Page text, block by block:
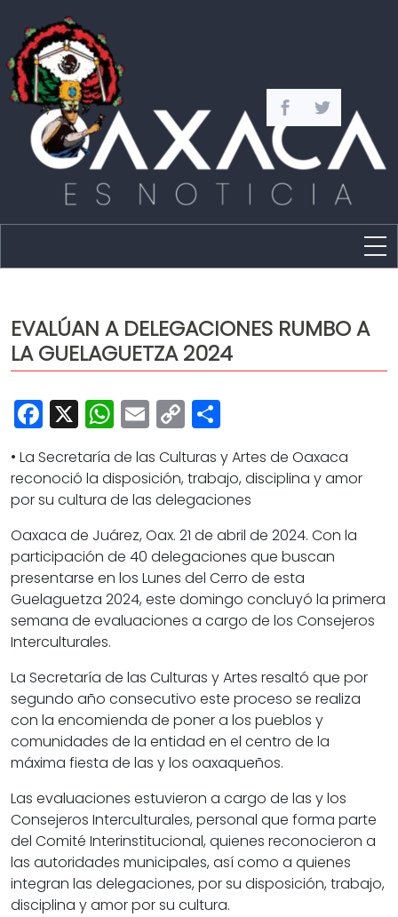
Política
Capital
Policíaca
Cultura
Deportes
Opinión
EVALÚAN A DELEGACIONES RUMBO A
LA GUELAGUETZA 2024
Facebook
X WhatsApp
Email
Copy
Link
• La Secretaría de las Culturas y Artes de Oaxaca
reconoció la disposición, trabajo, disciplina y amor
por su cultura de las delegaciones
Oaxaca de Juárez, Oax. 21 de abril de 2024. Con la
participación de 40 delegaciones que buscan
presentarse en los Lunes del Cerro de esta
Guelaguetza 2024, este domingo concluyó la primera
semana de evaluaciones a cargo de los Consejeros
Interculturales.
La Secretaría de las Culturas y Artes resaltó que por
segundo año consecutivo este proceso se realiza
con la encomienda de poner a los pueblos y
comunidades de la entidad en el centro de la
máxima fiesta de las y los oaxaqueños.
Las evaluaciones estuvieron a cargo de las y los
Consejeros Interculturales, personal que forma parte
del Comité Interinstitucional, quienes reconocieron a
las autoridades municipales, así como a quienes
integran las delegaciones, por su disposición, trabajo,
disciplina y amor por su cultura.